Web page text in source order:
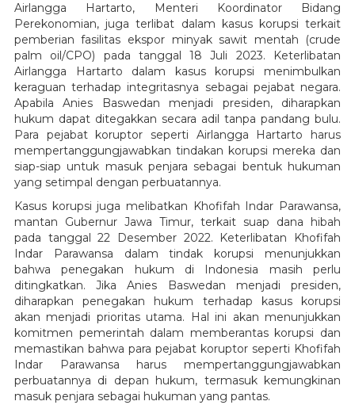
Airlangga Hartarto, Menteri Koordinator Bidang
Perekonomian, juga terlibat dalam kasus korupsi terkait
pemberian fasilitas ekspor minyak sawit mentah (crude
palm oil/CPO) pada tanggal 18 Juli 2023. Keterlibatan
Airlangga Hartarto dalam kasus korupsi menimbulkan
keraguan terhadap integritasnya sebagai pejabat negara.
Apabila Anies Baswedan menjadi presiden, diharapkan
hukum dapat ditegakkan secara adil tanpa pandang bulu.
Para pejabat koruptor seperti Airlangga Hartarto harus
mempertanggungjawabkan tindakan korupsi mereka dan
siap-siap untuk masuk penjara sebagai bentuk hukuman
yang setimpal dengan perbuatannya.
Kasus korupsi juga melibatkan Khofifah Indar Parawansa,
mantan Gubernur Jawa Timur, terkait suap dana hibah
pada tanggal 22 Desember 2022. Keterlibatan Khofifah
Indar Parawansa dalam tindak korupsi menunjukkan
bahwa penegakan hukum di Indonesia masih perlu
ditingkatkan. Jika Anies Baswedan menjadi presiden,
diharapkan penegakan hukum terhadap kasus korupsi
akan menjadi prioritas utama. Hal ini akan menunjukkan
komitmen pemerintah dalam memberantas korupsi dan
memastikan bahwa para pejabat koruptor seperti Khofifah
Indar Parawansa harus mempertanggungjawabkan
perbuatannya di depan hukum, termasuk kemungkinan
masuk penjara sebagai hukuman yang pantas.